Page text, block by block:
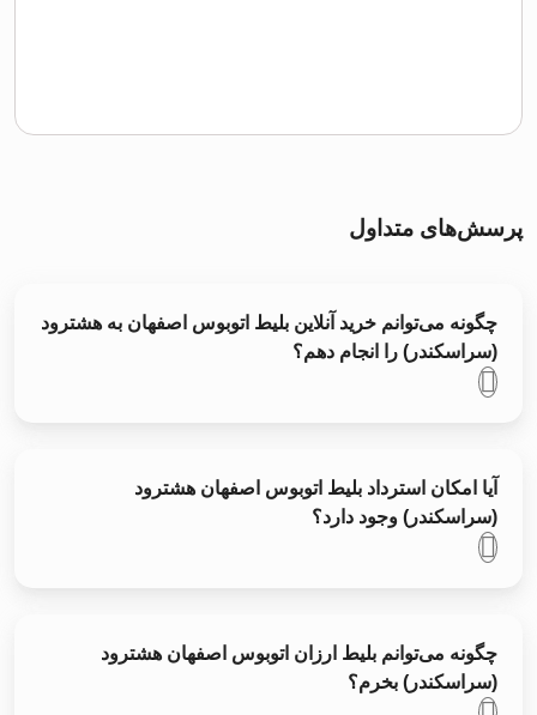
پرسش‌های متداول
چگونه می‌توانم خرید آنلاین بلیط اتوبوس اصفهان به هشترود
(سراسکندر) را انجام دهم؟
آیا امکان استرداد بلیط اتوبوس اصفهان هشترود
(سراسکندر) وجود دارد؟
چگونه می‌توانم بلیط ارزان اتوبوس اصفهان هشترود
(سراسکندر) بخرم؟